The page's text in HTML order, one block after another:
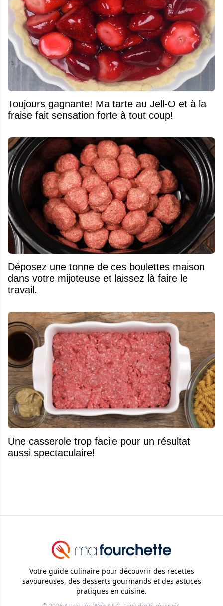
Toujours gagnante! Ma tarte au Jell-O et à la
fraise fait sensation forte à tout coup!
Déposez une tonne de ces boulettes maison
dans votre mijoteuse et laissez là faire le
travail.
Une casserole trop facile pour un résultat
aussi spectaculaire!
Votre guide culinaire pour découvrir des recettes
savoureuses, des desserts gourmands et des astuces
pratiques en cuisine.